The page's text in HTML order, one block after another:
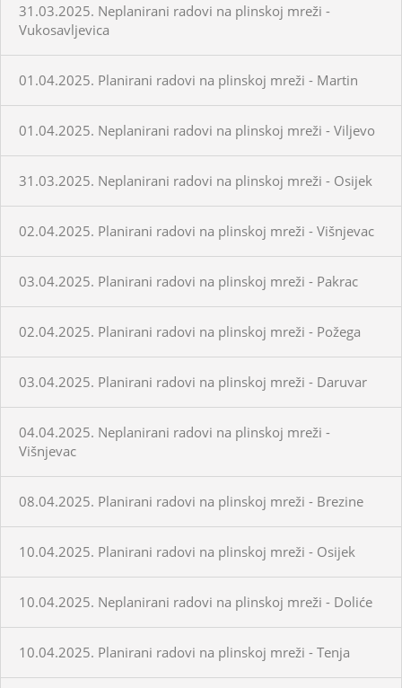
31.03.2025. Neplanirani radovi na plinskoj mreži -
Vukosavljevica
01.04.2025. Planirani radovi na plinskoj mreži - Martin
01.04.2025. Neplanirani radovi na plinskoj mreži - Viljevo
31.03.2025. Neplanirani radovi na plinskoj mreži - Osijek
02.04.2025. Planirani radovi na plinskoj mreži - Višnjevac
03.04.2025. Planirani radovi na plinskoj mreži - Pakrac
02.04.2025. Planirani radovi na plinskoj mreži - Požega
03.04.2025. Planirani radovi na plinskoj mreži - Daruvar
04.04.2025. Neplanirani radovi na plinskoj mreži -
Višnjevac
08.04.2025. Planirani radovi na plinskoj mreži - Brezine
10.04.2025. Planirani radovi na plinskoj mreži - Osijek
10.04.2025. Neplanirani radovi na plinskoj mreži - Doliće
10.04.2025. Planirani radovi na plinskoj mreži - Tenja